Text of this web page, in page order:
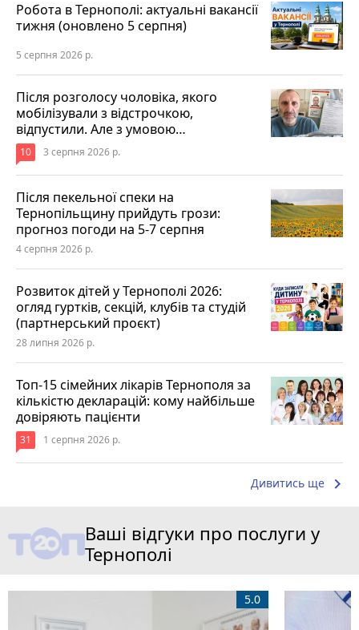
Робота в Тернополі: актуальні вакансії
тижня (оновлено 5 серпня)
5 серпня 2026 р.
Після розголосу чоловіка, якого
мобілізували з відстрочкою,
відпустили. Але з умовою…
10 3 серпня 2026 р.
Після пекельної спеки на
Тернопільщину прийдуть грози:
прогноз погоди на 5-7 серпня
4 серпня 2026 р.
Розвиток дітей у Тернополі 2026:
огляд гуртків, секцій, клубів та студій
(партнерський проєкт)
28 липня 2026 р.
Топ-15 сімейних лікарів Тернополя за
кількістю декларацій: кому найбільше
довіряють пацієнти
31 1 серпня 2026 р.
Дивитись ще keyboard_arrow_right
Ваші відгуки про послуги у
Тернополі
5.0